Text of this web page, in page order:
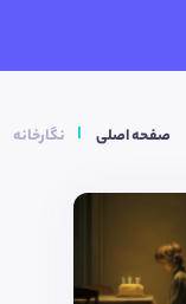
صفحه اصلی نگارخانه